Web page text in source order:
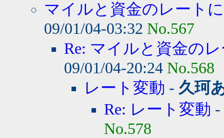
マイルと資金のレート
09/01/04-03:32 No.567
Re: マイルと資金の
09/01/04-20:24 No.568
レート変動 - 久珂
Re: レート変動 -
No.578